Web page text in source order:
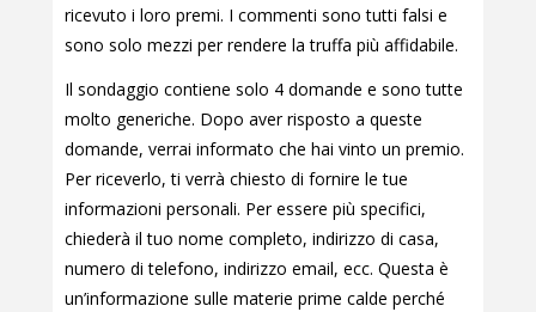
ricevuto i loro premi. I commenti sono tutti falsi e
sono solo mezzi per rendere la truffa più affidabile.
Il sondaggio contiene solo 4 domande e sono tutte
molto generiche. Dopo aver risposto a queste
domande, verrai informato che hai vinto un premio.
Per riceverlo, ti verrà chiesto di fornire le tue
informazioni personali. Per essere più specifici,
chiederà il tuo nome completo, indirizzo di casa,
numero di telefono, indirizzo email, ecc. Questa è
un’informazione sulle materie prime calde perché